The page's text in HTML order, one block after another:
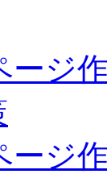
ージ
ージ